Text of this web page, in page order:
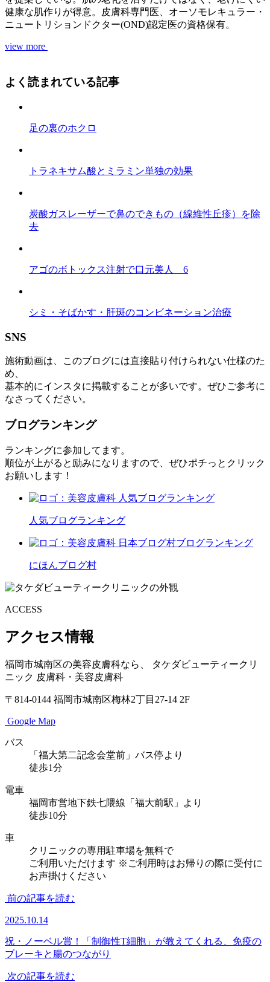
健康な肌作りが得意。皮膚科専門医、オーソモレキュラー・
ニュートリションドクター(OND)認定医の資格保有。
view more
よく読まれている記事
足の裏のホクロ
トラネキサム酸とミラミン単独の効果
炭酸ガスレーザーで鼻のできもの（線維性丘疹）を除
去
アゴのボトックス注射で口元美人 6
シミ・そばかす・肝斑のコンビネーション治療
SNS
施術動画は、このブログには直接貼り付けられない仕様のた
め、
基本的にインスタに掲載することが多いです。ぜひご参考に
なさってください。
ブログランキング
ランキングに参加してます。
順位が上がると励みになりますので、ぜひポチっとクリック
お願いします！
人気ブログランキング
にほんブログ村
ACCESS
アクセス情報
福岡市城南区の美容皮膚科なら、
タケダビューティークリ
ニック 皮膚科・美容皮膚科
〒814-0144 福岡市城南区梅林2丁目27-14 2F
Google Map
バス
「福大第二記念会堂前」バス停より
徒歩1分
電車
福岡市営地下鉄七隈線「福大前駅」より
徒歩10分
車
クリニックの専用駐車場を無料で
ご利用いただけます ※ご利用時はお帰りの際に受付に
お声掛けください
前の記事を読む
2025.10.14
祝・ノーベル賞！「制御性T細胞」が教えてくれる、免疫の
ブレーキと腸のつながり
次の記事を読む